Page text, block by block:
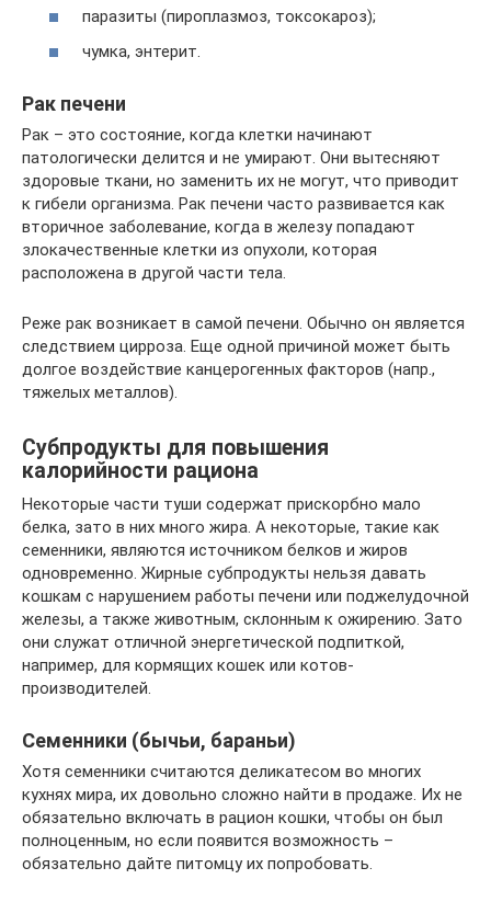
паразиты (пироплазмоз, токсокароз);
чумка, энтерит.
Рак печени
Рак – это состояние, когда клетки начинают
патологически делится и не умирают. Они вытесняют
здоровые ткани, но заменить их не могут, что приводит
к гибели организма. Рак печени часто развивается как
вторичное заболевание, когда в железу попадают
злокачественные клетки из опухоли, которая
расположена в другой части тела.
Реже рак возникает в самой печени. Обычно он является
следствием цирроза. Еще одной причиной может быть
долгое воздействие канцерогенных факторов (напр.,
тяжелых металлов).
Субпродукты для повышения
калорийности рациона
Некоторые части туши содержат прискорбно мало
белка, зато в них много жира. А некоторые, такие как
семенники, являются источником белков и жиров
одновременно. Жирные субпродукты нельзя давать
кошкам с нарушением работы печени или поджелудочной
железы, а также животным, склонным к ожирению. Зато
они служат отличной энергетической подпиткой,
например, для кормящих кошек или котов-
производителей.
Семенники (бычьи, бараньи)
Хотя семенники считаются деликатесом во многих
кухнях мира, их довольно сложно найти в продаже. Их не
обязательно включать в рацион кошки, чтобы он был
полноценным, но если появится возможность –
обязательно дайте питомцу их попробовать.